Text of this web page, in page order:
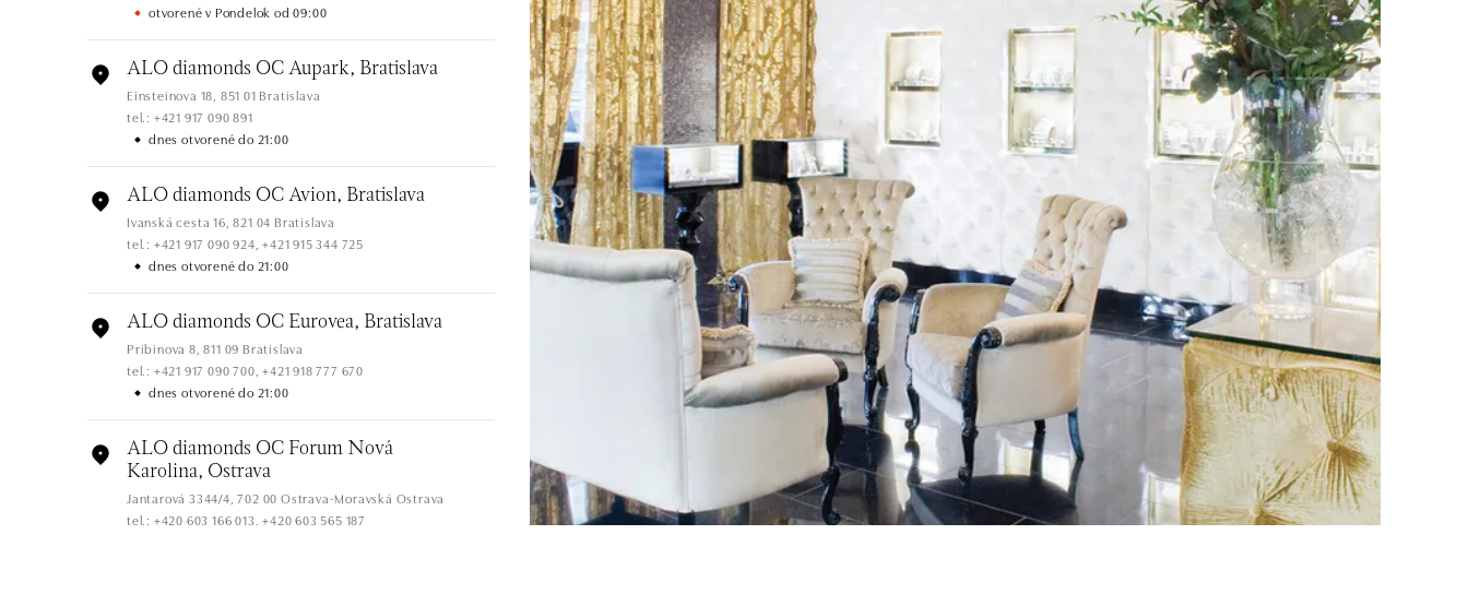
otvorené v Pondelok od 09:00
ALO diamonds OC Aupark, Bratislava
Einsteinova 18, 851 01 Bratislava
tel.: +421 917 090 891
dnes otvorené do 21:00
ALO diamonds OC Avion, Bratislava
Ivanská cesta 16, 821 04 Bratislava
tel.: +421 917 090 924, +421 915 344 725
dnes otvorené do 21:00
ALO diamonds OC Eurovea, Bratislava
Pribinova 8, 811 09 Bratislava
tel.: +421 917 090 700, +421 918 777 670
dnes otvorené do 21:00
ALO diamonds OC Forum Nová
Karolina, Ostrava
Jantarová 3344/4, 702 00 Ostrava-Moravská Ostrava
tel.: +420 603 166 013, +420 603 565 187